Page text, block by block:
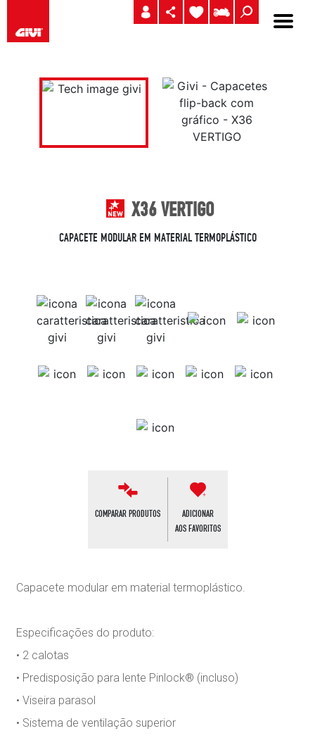
X36 VERTIGO
CAPACETE MODULAR EM MATERIAL TERMOPLÁSTICO
COMPARAR PRODUTOS
ADICIONAR
AOS FAVORITOS
Capacete modular em material termoplástico.
Especificações do produto:
• 2 calotas
• Predisposição para lente Pinlock® (incluso)
• Viseira parasol
• Sistema de ventilação superior